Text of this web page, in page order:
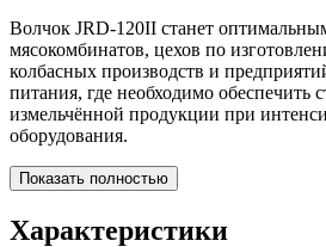
Волчок JRD-120II станет
мясокомбинатов, цехов по
колбасных производств и
питания, где необходимо обеспечить
измельчённой продукции при
оборудования.
Показать полностью
Характеристики